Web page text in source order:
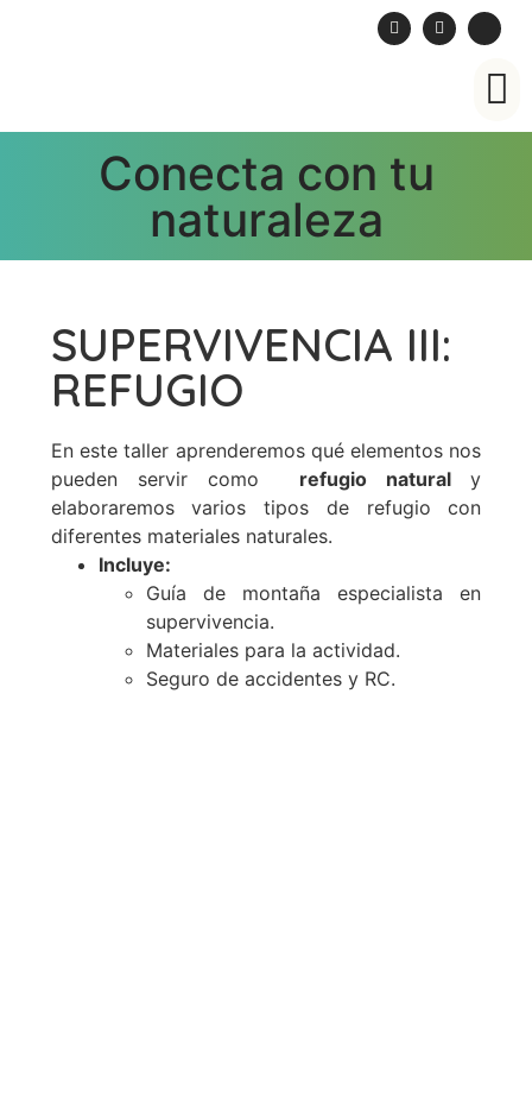
Conecta con tu
naturaleza
SUPERVIVENCIA III:
REFUGIO
En este taller aprenderemos qué elementos nos
pueden servir como refugio naturaly
elaboraremos varios tipos de refugio con
diferentes materiales naturales.
Incluye:
Guía de montaña especialista en
supervivencia.
Materiales para la actividad.
Seguro de accidentes y RC.